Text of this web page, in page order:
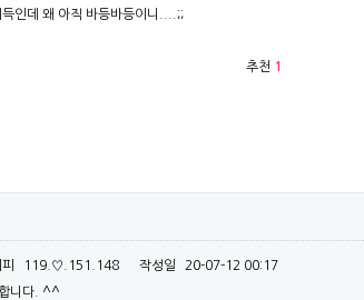
인데 왜 아직 바등바등이니....;;
추천 1
119.♡.151.148 작성일
20-07-12 00:17
니다. ^^